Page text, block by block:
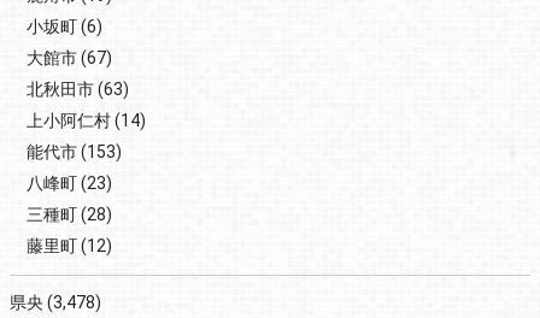
小坂町(6)
大館市(67)
北秋田市(63)
上小阿仁村(14)
能代市(153)
八峰町(23)
三種町(28)
藤里町(12)
県央(3,478)